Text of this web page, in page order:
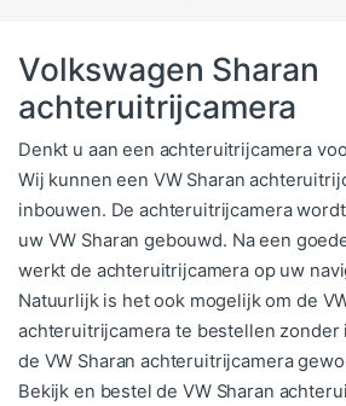
Volkswagen Sharan
achteruitrijcamera
Denkt u aan een achteruitrijcamera
Wij kunnen een VW Sharan
inbouwen. De achteruitrijcamera
uw VW Sharan gebouwd. Na een
werkt de achteruitrijcamera op uw
Natuurlijk is het ook mogelijk om de
achteruitrijcamera te bestellen zonder
de VW Sharan achteruitrijcamera
Bekijk en bestel de VW Sharan